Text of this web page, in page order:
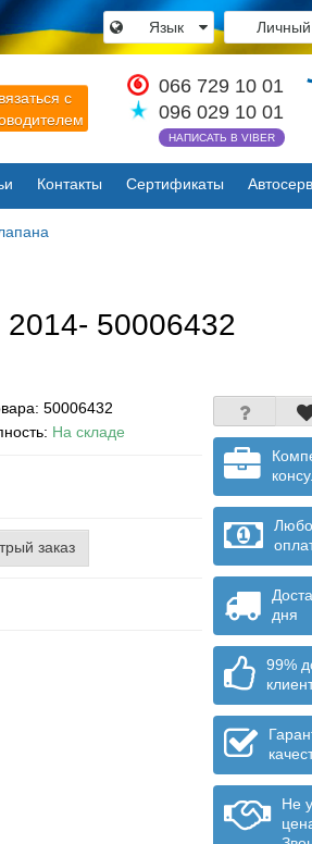
Язык
с
066 729 10 01
096 029 10 01
НАПИСАТЬ В VIBER
Контакты Сертификаты
×
Закрыть
2014- 50006432
50006432
На складе
заказ
дня
99%
Не